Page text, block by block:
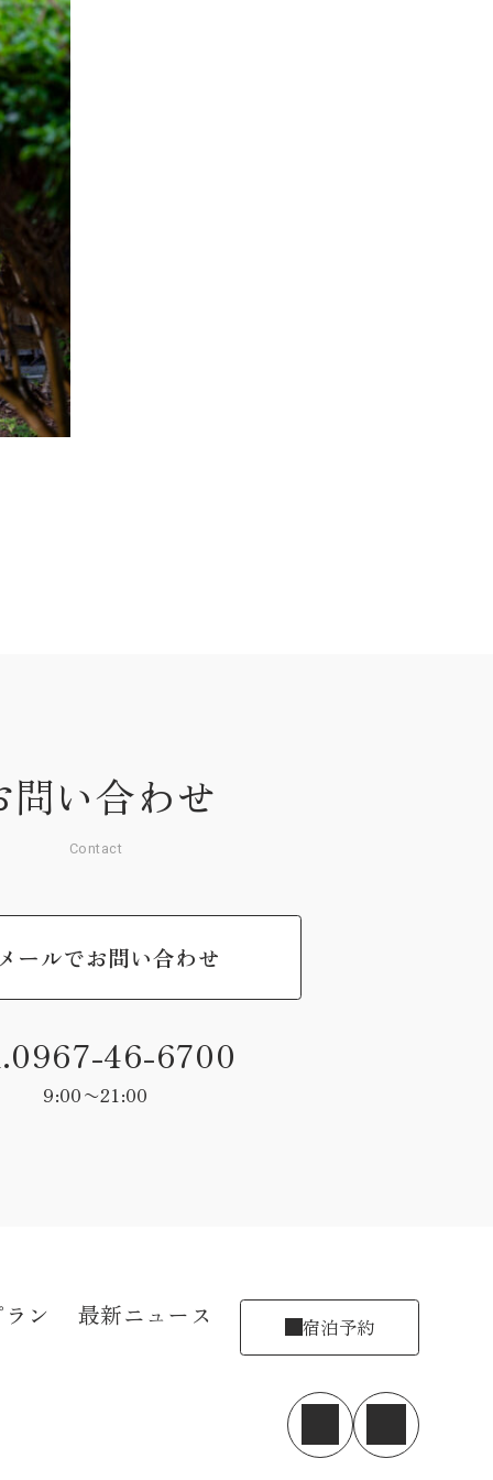
問い合わせ
Contact
ールでお問い合わせ
46-6700
9:00〜21:00
ン 最新ニュース 宿泊予約